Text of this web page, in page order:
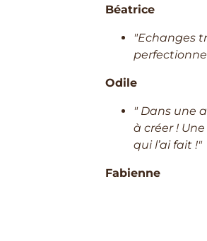
Béatrice
"Echanges
Odile
" Dans une
à créer !
qui l’ai fait !"
Fabienne